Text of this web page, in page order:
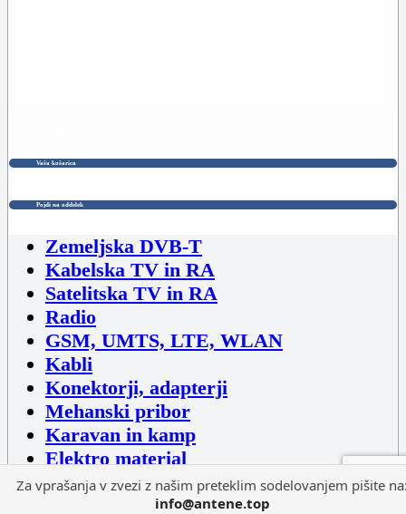
Vaša košarica
Pojdi na oddelek
Zemeljska DVB-T
Kabelska TV in RA
Satelitska TV in RA
Radio
GSM, UMTS, LTE, WLAN
Kabli
Konektorji, adapterji
Mehanski pribor
Karavan in kamp
Elektro material
Elektronika, računalniki
Za vprašanja v zvezi z našim preteklim sodelovanjem pišite
info@antene.top